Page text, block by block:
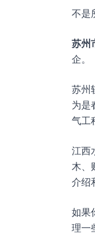
不是
苏州
企。
苏州
为是
气工
江西
木、
介绍
如果
理一